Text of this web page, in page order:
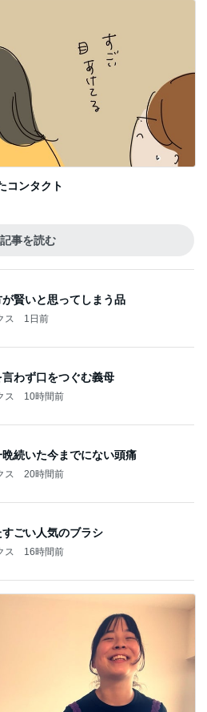
コンタクト
記事を読む
賢いと思ってしまう品
ス 1日前
わず口をつぐむ義母
ス 10時間前
続いた今までにない頭痛
ス 20時間前
ごい人気のブラシ
ス 16時間前